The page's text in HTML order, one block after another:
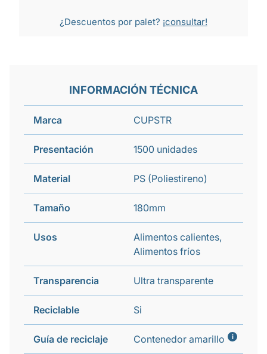
¿Descuentos por palet? ¡consultar!
INFORMACIÓN TÉCNICA
Marca CUPSTR
Presentación 1500 unidades
Material PS (Poliestireno)
Tamaño 180mm
Usos
Alimentos calientes,
Alimentos fríos
Transparencia Ultra transparente
Reciclable Si
Guía de reciclaje Contenedor amarillo i